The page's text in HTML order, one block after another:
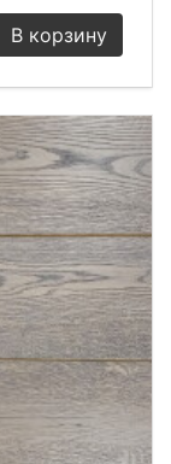
В корзину